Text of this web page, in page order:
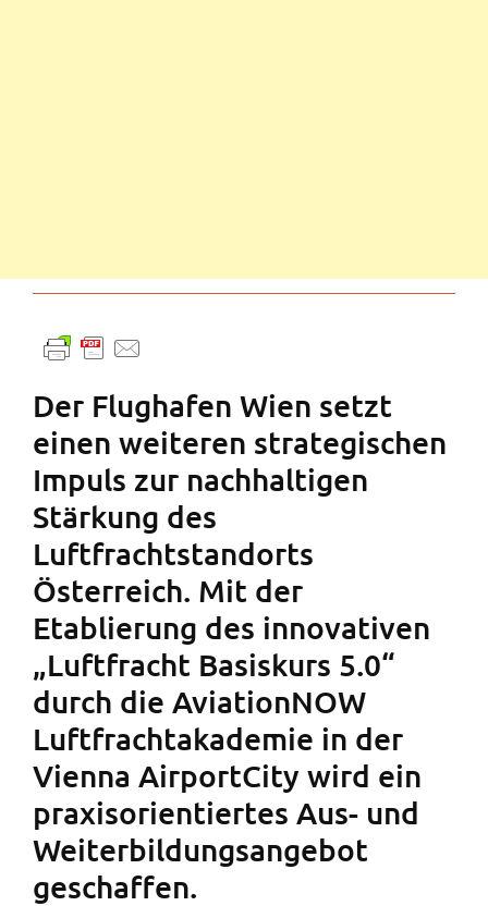
Der Flughafen Wien setzt
einen weiteren strategischen
Impuls zur nachhaltigen
Stärkung des
Luftfrachtstandorts
Österreich. Mit der
Etablierung des innovativen
„Luftfracht Basiskurs 5.0“
durch die AviationNOW
Luftfrachtakademie in der
Vienna AirportCity wird ein
praxisorientiertes Aus- und
Weiterbildungsangebot
geschaffen.